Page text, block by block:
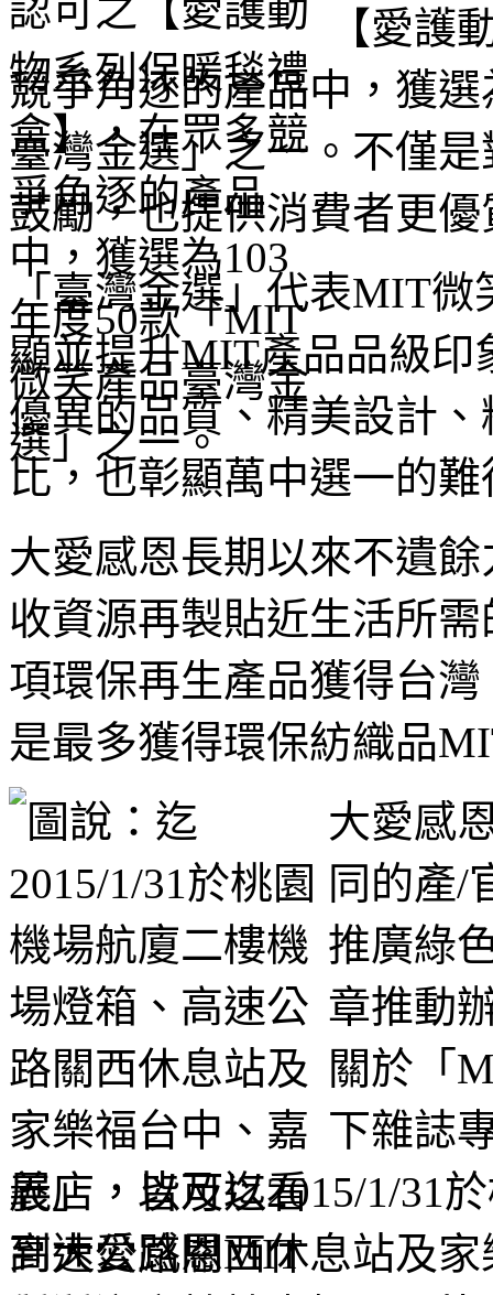
【愛護
競爭角逐的產品中，獲
臺灣金選」之一。不僅
鼓勵，也提供消費者更
「臺灣金選」代表MIT
顯並提升MIT產品品級印
優異的品質、精美設計
比，也彰顯萬中選一的
大愛感恩長期以來不遺
收資源再製貼近生活所
項環保再生產品獲得台
是最多獲得環保紡織品
大愛感
同的產/
推廣綠
章推動
關於「
下雜誌
展」，以及迄2015/1/31
高速公路關西休息站及